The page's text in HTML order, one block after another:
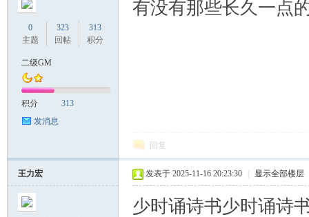
0
主题
323
回帖
313
积分
二级GM
积分
313
发消息
有没有那些长久一点
回复
王力宏 发表于 2025-11-16 20:23:30 显示全部楼层
少时诵诗书少时诵诗